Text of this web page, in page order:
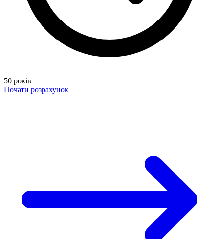
50 років
Почати розрахунок